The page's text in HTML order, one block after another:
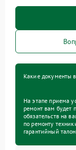
Какие документы
На этапе приема
ремонт вам будет
обязательств на
по ремонту
гарантийный